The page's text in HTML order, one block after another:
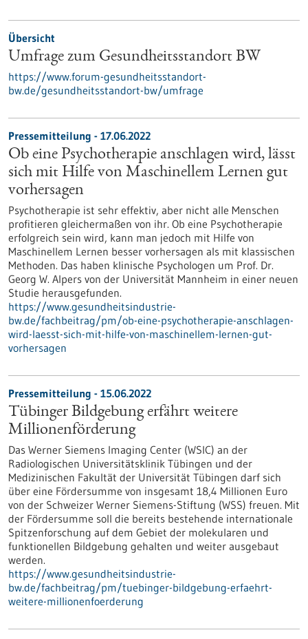
Übersicht
Umfrage zum Gesundheitsstandort BW
https://www.forum-gesundheitsstandort-
bw.de/gesundheitsstandort-bw/umfrage
Pressemitteilung - 17.06.2022
Ob eine Psychotherapie anschlagen wird, lässt
sich mit Hilfe von Maschinellem Lernen gut
vorhersagen
Psychotherapie ist sehr effektiv, aber nicht alle Menschen
profitieren gleichermaßen von ihr. Ob eine Psychotherapie
erfolgreich sein wird, kann man jedoch mit Hilfe von
Maschinellem Lernen besser vorhersagen als mit klassischen
Methoden. Das haben klinische Psychologen um Prof. Dr.
Georg W. Alpers von der Universität Mannheim in einer neuen
Studie herausgefunden.
https://www.gesundheitsindustrie-
bw.de/fachbeitrag/pm/ob-eine-psychotherapie-anschlagen-
wird-laesst-sich-mit-hilfe-von-maschinellem-lernen-gut-
vorhersagen
Pressemitteilung - 15.06.2022
Tübinger Bildgebung erfährt weitere
Millionenförderung
Das Werner Siemens Imaging Center (WSIC) an der
Radiologischen Universitätsklinik Tübingen und der
Medizinischen Fakultät der Universität Tübingen darf sich
über eine Fördersumme von insgesamt 18,4 Millionen Euro
von der Schweizer Werner Siemens-Stiftung (WSS) freuen. Mit
der Fördersumme soll die bereits bestehende internationale
Spitzenforschung auf dem Gebiet der molekularen und
funktionellen Bildgebung gehalten und weiter ausgebaut
werden.
https://www.gesundheitsindustrie-
bw.de/fachbeitrag/pm/tuebinger-bildgebung-erfaehrt-
weitere-millionenfoerderung